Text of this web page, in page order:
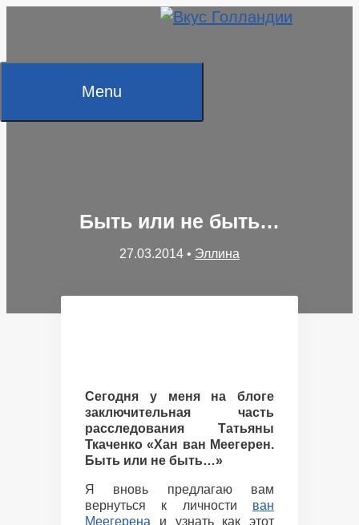
Menu
Быть или не быть…
27.03.2014 • Эллина
Сегодня у меня на блоге
заключительная часть
расследования Татьяны
Ткаченко «Хан ван Меегерен.
Быть или не быть…»
Я вновь предлагаю вам
вернуться к личности ван
Меегерена и узнать как этот